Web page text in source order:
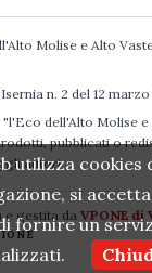
Molise e Alto
n. 2 del 12 marzo
dell'Alto Molise
pubblicati o
autori.
gestita da VPONE
utilizza cookies
si
fornire un